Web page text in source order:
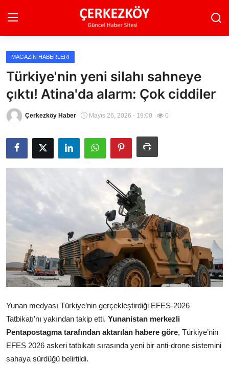
Ana Sayfa
Son Dakika
Ekonomi Haberleri
Magazin Haberleri
Spor Haberleri
Dünya Haberleri
Çerkezköy
MAGAZIN HABERLERI
Türkiye'nin yeni silahı sahneye
çıktı! Atina'da alarm: Çok ciddiler
Çerkezköy Haber Mayıs 26, 2026 - 19:00 0
Yunan medyası Türkiye’nin gerçekleştirdiği EFES-2026
Tatbikatı’nı yakından takip etti. Yunanistan merkezli
Pentapostagma tarafından aktarılan habere göre, Türkiye’nin
EFES 2026 askeri tatbikatı sırasında yeni bir anti-drone sistemini
sahaya sürdüğü belirtildi.